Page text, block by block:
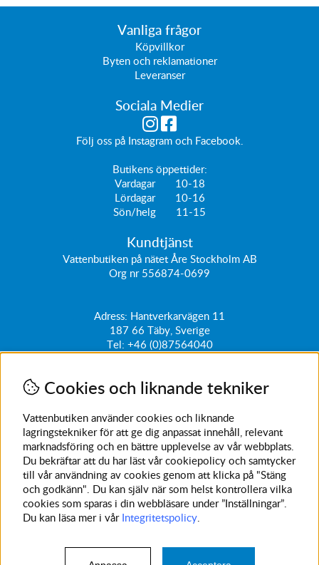
Vanliga frågor
Köpvillkor
Byten och reklamationer
Leveranser
Sociala Medier
Följ oss på Instagramoch Facebook
Butikens öppettider:
Vardagar 10-18
Lördagar 10-16
Sön/helg 11-15
Kundtjänst
Vattenbutiken på nätet Åre Stockholm AB
Org nr 556874-0699
Adress: Hantverkarvägen 11
187 66 Täby, Sverige
Tel: +46 (0)87564040
kundtjanst@vattenbutiken.se
Få vårt nyhetsbrev
Ange din e-post nedan för att ta del av nyheter och
erbjudanden
SKICKA
Avanmäl nyhetsbrev
Cookies och liknande tekniker
Vattenbutiken använder cookies och liknande
lagringstekniker för att ge dig anpassat innehåll, relevant
marknadsföring och en bättre upplevelse av vår webbplats.
Du bekräftar att du har läst vår cookiepolicy och samtycker
till vår användning av cookies genom att klicka på "Stäng
och godkänn". Du kan själv när som helst kontrollera vilka
cookies som sparas i din webbläsare under ”Inställningar”.
Du kan läsa mer i vår Integritetspolicy.